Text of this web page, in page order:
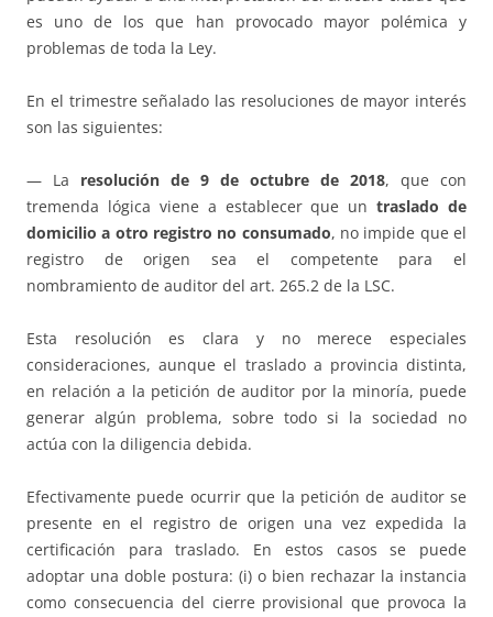
es uno de los que han provocado mayor polémica y
problemas de toda la Ley.
En el trimestre señalado las resoluciones de mayor interés
son las siguientes:
— La resolución de 9 de octubre de 2018, que con
tremenda lógica viene a establecer que untraslado de
domicilio a otro registro no consumado, no impide que el
registro de origen sea el competente para el
nombramiento de auditor del art. 265.2 de la LSC.
Esta resolución es clara y no merece especiales
consideraciones, aunque el traslado a provincia distinta,
en relación a la petición de auditor por la minoría, puede
generar algún problema, sobre todo si la sociedad no
actúa con la diligencia debida.
Efectivamente puede ocurrir que la petición de auditor se
presente en el registro de origen una vez expedida la
certificación para traslado. En estos casos se puede
adoptar una doble postura: (i) o bien rechazar la instancia
como consecuencia del cierre provisional que provoca la